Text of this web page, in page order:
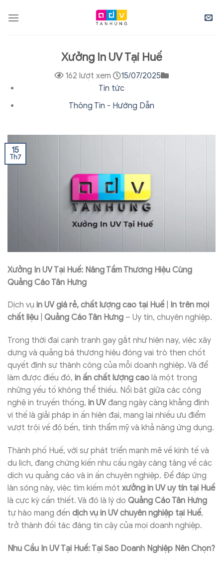
Xưởng In UV Tại Huế
162 lượt xem
15/07/2025
Tin tức
Thông Tin - Hướng Dẫn
15
Th7
Xưởng In UV Tại Huế: Nâng Tầm Thương Hiệu Cùng
Quảng Cáo Tân Hưng
Dịch vụ in UV giá rẻ, chất lượng cao tại Huế| In trên mọi
chất liệu Quảng Cáo Tân Hưng – Uy tín, chuyên nghiệp.
Trong thời đại cạnh tranh gay gắt như hiện nay, việc xây
dựng và quảng bá thương hiệu đóng vai trò then chốt
quyết định sự thành công của mỗi doanh nghiệp. Và để
làm được điều đó, in ấn chất lượng cao là một trong
những yếu tố không thể thiếu. Nổi bật giữa các công
nghệ in truyền thống, in UVđang ngày càng khẳng định
vị thế là giải pháp in ấn hiện đại, mang lại nhiều ưu điểm
vượt trội về độ bền, tính thẩm mỹ và khả năng ứng dụng.
Thành phố Huế, với sự phát triển mạnh mẽ về kinh tế và
du lịch, đang chứng kiến nhu cầu ngày càng tăng về các
dịch vụ quảng cáo và in ấn chuyên nghiệp. Để đáp ứng
làn sóng này, việc tìm kiếm một xưởng in UV uy tín tại Huế
là cực kỳ cần thiết. Và đó là lý do Quảng Cáo Tân Hưng
tự hào mang đến dịch vụ in UV chuyên nghiệp tại Huế,
trở thành đối tác đáng tin cậy của mọi doanh nghiệp.
Nhu Cầu In UV Tại Huế: Tại Sao Doanh Nghiệp Nên Chọn?